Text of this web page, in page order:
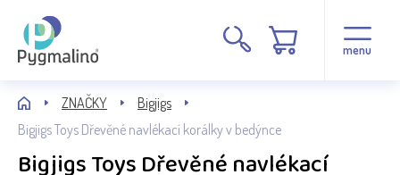
menu
ZNAČKY
Bigjigs
Bigjigs Toys Dřevěné navlékací korálky v bedýnce
Bigjigs Toys Dřevěné navlékací